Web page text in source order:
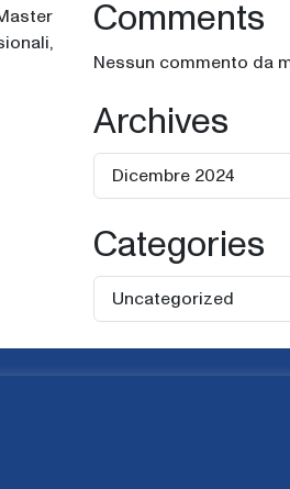
Comments
Nessun commento da
Archives
Dicembre 2024
Categories
Uncategorized